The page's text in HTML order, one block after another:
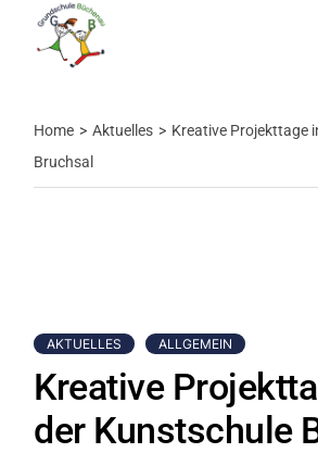
Home Aktuelles
Kreative Projekttage
Bruchsal
AKTUELLES ALLGEMEIN
Kreative
der Kunstschule